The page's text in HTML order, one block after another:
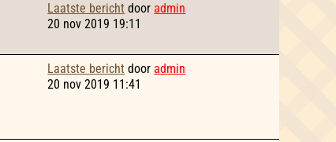
Laatste bericht door admin
20 nov 2019 19:11
Laatste bericht door admin
20 nov 2019 11:41